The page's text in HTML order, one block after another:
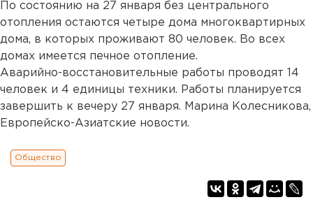
По состоянию на 27 января без центрального
отопления остаются четыре дома многоквартирных
дома, в которых проживают 80 человек. Во всех
домах имеется печное отопление.
Аварийно-восстановительные работы проводят 14
человек и 4 единицы техники. Работы планируется
завершить к вечеру 27 января. Марина Колесникова,
Европейско-Азиатские новости.
Общество